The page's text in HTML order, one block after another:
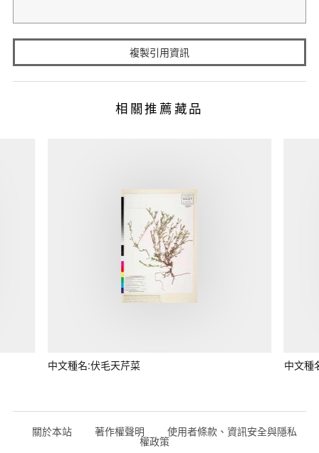
複製引用資訊
相關推薦藏品
中文種名:伏毛天芹菜 中文種
關於本站 著作權聲明 使用者條款、資訊安全與隱私
權政策